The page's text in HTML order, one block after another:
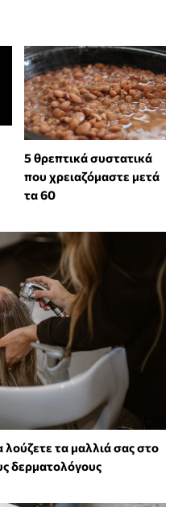
5 θρεπτικά συστατικά
που χρειαζόμαστε μετά
τα 60
τα μαλλιά σας στο
δερματολόγους